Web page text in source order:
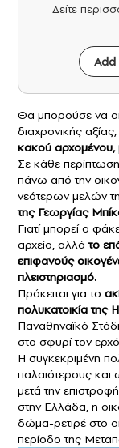
Δείτε
Add
Θα μπορούσε να
διαχρονικής
κακού αρχομένου,
Σε κάθε
πάνω από την
νεότερων μελών
της Γεωργίας
Γιατί μπορεί ο
αρχείο, αλλά το
επιφανούς
πλειστηριασμό.
Πρόκειται για το
πολυκατοικία της
Παναθηναϊκό
στο σφυρί τον
Η συγκεκριμένη
παλαιότερους και
μετά την
στην Ελλάδα, η
δώμα-ρετιρέ στο
περίοδο της